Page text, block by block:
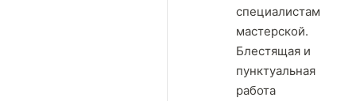
специалистам
мастерской.
Блестящая и
пунктуальная
работа